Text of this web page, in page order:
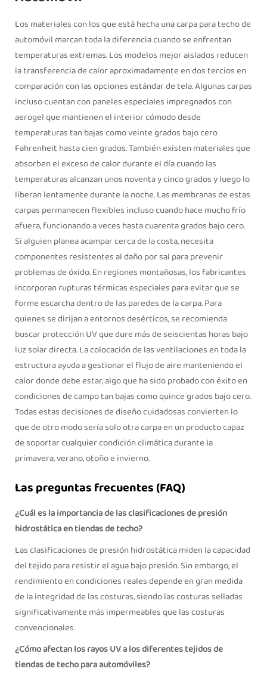
Los materiales con los que está hecha una carpa para techo de
automóvil marcan toda la diferencia cuando se enfrentan
temperaturas extremas. Los modelos mejor aislados reducen
la transferencia de calor aproximadamente en dos tercios en
comparación con las opciones estándar de tela. Algunas carpas
incluso cuentan con paneles especiales impregnados con
aerogel que mantienen el interior cómodo desde
temperaturas tan bajas como veinte grados bajo cero
Fahrenheit hasta cien grados. También existen materiales que
absorben el exceso de calor durante el día cuando las
temperaturas alcanzan unos noventa y cinco grados y luego lo
liberan lentamente durante la noche. Las membranas de estas
carpas permanecen flexibles incluso cuando hace mucho frío
afuera, funcionando a veces hasta cuarenta grados bajo cero.
Si alguien planea acampar cerca de la costa, necesita
componentes resistentes al daño por sal para prevenir
problemas de óxido. En regiones montañosas, los fabricantes
incorporan rupturas térmicas especiales para evitar que se
forme escarcha dentro de las paredes de la carpa. Para
quienes se dirijan a entornos desérticos, se recomienda
buscar protección UV que dure más de seiscientas horas bajo
luz solar directa. La colocación de las ventilaciones en toda la
estructura ayuda a gestionar el flujo de aire manteniendo el
calor donde debe estar, algo que ha sido probado con éxito en
condiciones de campo tan bajas como quince grados bajo cero.
Todas estas decisiones de diseño cuidadosas convierten lo
que de otro modo sería solo otra carpa en un producto capaz
de soportar cualquier condición climática durante la
primavera, verano, otoño e invierno.
Las preguntas frecuentes (FAQ)
¿Cuál es la importancia de las clasificaciones de presión
hidrostática en tiendas de techo?
Las clasificaciones de presión hidrostática miden la capacidad
del tejido para resistir el agua bajo presión. Sin embargo, el
rendimiento en condiciones reales depende en gran medida
de la integridad de las costuras, siendo las costuras selladas
significativamente más impermeables que las costuras
convencionales.
¿Cómo afectan los rayos UV a los diferentes tejidos de
tiendas de techo para automóviles?